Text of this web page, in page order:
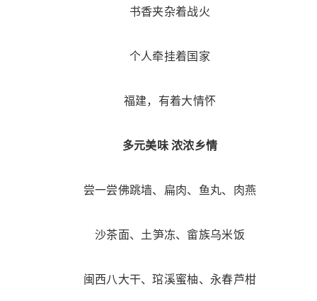
书香夹杂着战火
个人牵挂着国家
福建，有着大情怀
多元美味 浓浓乡情
尝一尝佛跳墙、扁肉、鱼丸、肉燕
沙茶面、土笋冻、畲族乌米饭
闽西八大干、琯溪蜜柚、永春芦柑